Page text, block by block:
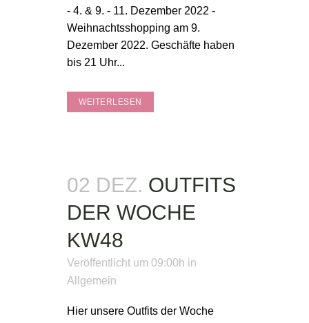
- 4. & 9. - 11. Dezember 2022 -
Weihnachtsshopping am 9.
Dezember 2022. Geschäfte haben
bis 21 Uhr...
WEITERLESEN
02 DEZ. OUTFITS
DER WOCHE
KW48
Veröffentlicht um 09:00h in
Allgemein
Hier unsere Outfits der Woche